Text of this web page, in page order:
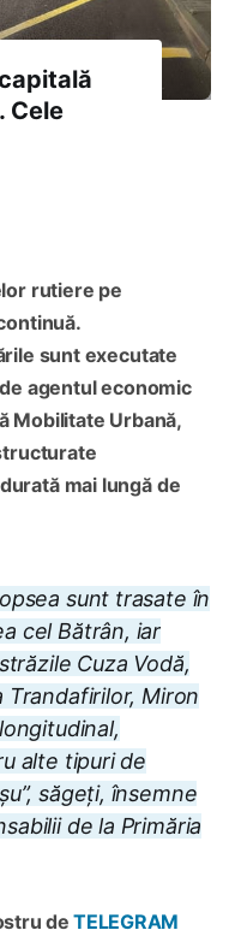
Cele
rutiere pe
sunt executate
agentul economic
Mobilitate Urbană,
mai lungă de
sunt trasate în
cel Bătrân, iar
Cuza Vodă,
Trandafirilor, Miron
alte tipuri de
săgeți, însemne
de la Primăria
deTELEGRAM